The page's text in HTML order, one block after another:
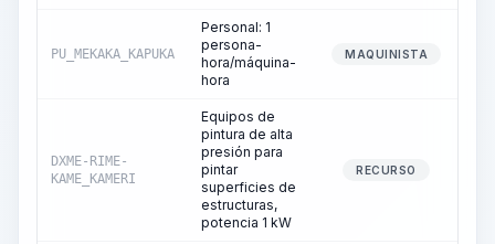
PU_MEKAKA_KAPUKA
Personal: 1
persona-
hora/máquina-
hora
MAQUINISTA
DXME-RIME-
KAME_KAMERI
Equipos de
pintura de alta
presión para
pintar
superficies de
estructuras,
potencia 1 kW
RECURSO